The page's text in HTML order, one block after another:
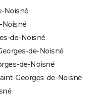
Noisné
Noisné
de-Noisné
de-Noisné
de-Noisné
Georges-de-Noisné